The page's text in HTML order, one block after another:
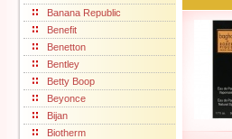
Banana Republic
Benefit
Benetton
Bentley
Betty Boop
Beyonce
Bijan
Biotherm